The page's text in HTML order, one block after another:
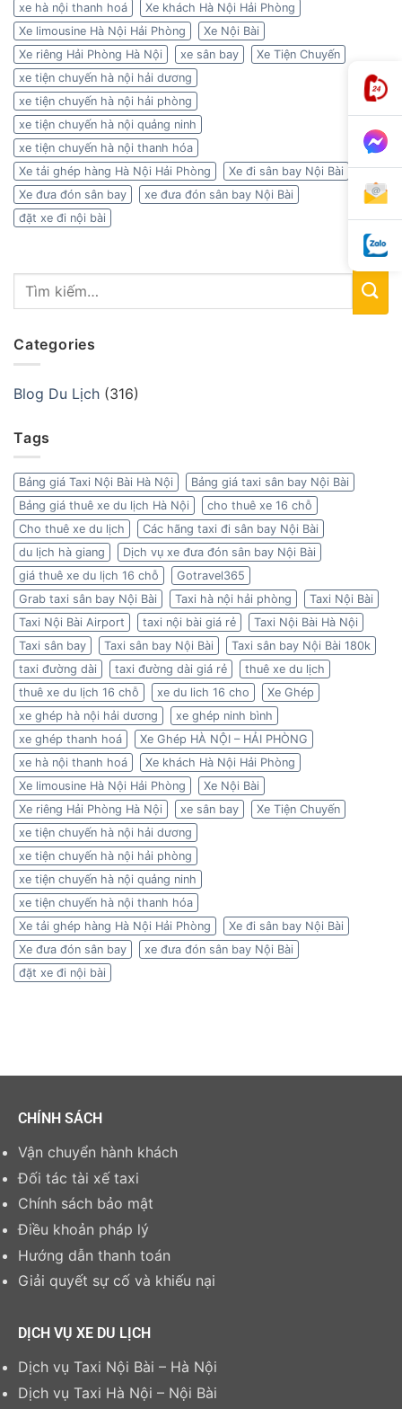
xe hà nội thanh hoá
Xe khách Hà Nội Hải Phòng
Xe limousine Hà Nội Hải Phòng
Xe Nội Bài
Xe riêng Hải Phòng Hà Nội
xe sân bay
Xe Tiện Chuyến
xe tiện chuyến hà nội hải dương
xe tiện chuyến hà nội hải phòng
xe tiện chuyến hà nội quảng ninh
xe tiện chuyến hà nội thanh hóa
Xe tải ghép hàng Hà Nội Hải Phòng
Xe đi sân bay Nội Bài
Xe đưa đón sân bay
xe đưa đón sân bay Nội Bài
đặt xe đi nội bài
Categories
Blog Du Lịch (316)
Tags
Bảng giá Taxi Nội Bài Hà Nội
Bảng giá taxi sân bay Nội Bài
Bảng giá thuê xe du lịch Hà Nội
cho thuê xe 16 chỗ
Cho thuê xe du lịch
Các hãng taxi đi sân bay Nội Bài
du lịch hà giang
Dịch vụ xe đưa đón sân bay Nội Bài
giá thuê xe du lịch 16 chỗ
Gotravel365
Grab taxi sân bay Nội Bài
Taxi hà nội hải phòng
Taxi Nội Bài
Taxi Nội Bài Airport
taxi nội bài giá rẻ
Taxi Nội Bài Hà Nội
Taxi sân bay
Taxi sân bay Nội Bài
Taxi sân bay Nội Bài 180k
taxi đường dài
taxi đường dài giá rẻ
thuê xe du lịch
thuê xe du lịch 16 chỗ
xe du lich 16 cho
Xe Ghép
xe ghép hà nội hải dương
xe ghép ninh bình
xe ghép thanh hoá
Xe Ghép HÀ NỘI – HẢI PHÒNG
xe hà nội thanh hoá
Xe khách Hà Nội Hải Phòng
Xe limousine Hà Nội Hải Phòng
Xe Nội Bài
Xe riêng Hải Phòng Hà Nội
xe sân bay
Xe Tiện Chuyến
xe tiện chuyến hà nội hải dương
xe tiện chuyến hà nội hải phòng
xe tiện chuyến hà nội quảng ninh
xe tiện chuyến hà nội thanh hóa
Xe tải ghép hàng Hà Nội Hải Phòng
Xe đi sân bay Nội Bài
Xe đưa đón sân bay
xe đưa đón sân bay Nội Bài
đặt xe đi nội bài
CHÍNH SÁCH
Vận chuyển hành khách
Đối tác tài xế taxi
Chính sách bảo mật
Điều khoản pháp lý
Hướng dẫn thanh toán
Giải quyết sự cố và khiếu nại
DỊCH VỤ XE DU LỊCH
Dịch vụ Taxi Nội Bài – Hà Nội
Dịch vụ Taxi Hà Nội – Nội Bài